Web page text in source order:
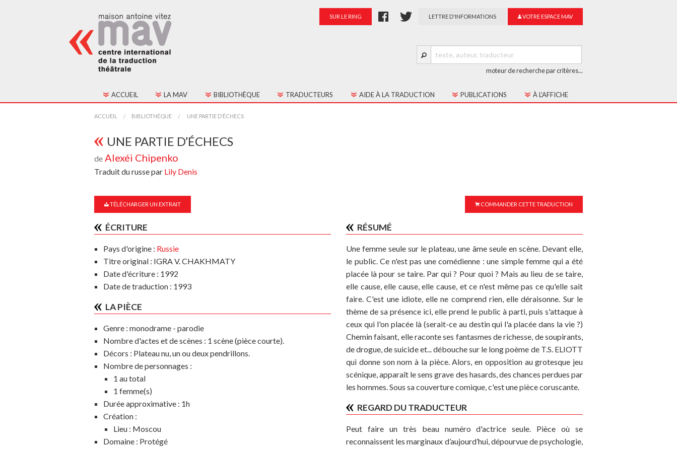
SUR LE RING LETTRE D'INFORMATIONS VOTRE ESPACE MAV
moteur de recherche par critères...
ACCUEIL LA MAV
HISTORIQUE
FONCTIONNEMENT
CONSEIL D'ADMINISTRATION
ADHÉSION
BIBLIOTHÈQUE
TOUS LES TEXTES
TEXTES JEUNE PUBLIC
TRADUCTEURS AIDE À LA TRADUCTION PUBLICATIONS À L'AFFICHE
ACCUEIL BIBLIOTHÈQUE UNE PARTIE D’ÉCHECS
UNE PARTIE D’ÉCHECS
de Alexéi Chipenko
Traduit du russe par Lily Denis
TÉLÉCHARGER UN EXTRAIT COMMANDER CETTE TRADUCTION
ÉCRITURE
Pays d'origine : Russie
Titre original : IGRA V. CHAKHMATY
Date d'écriture : 1992
Date de traduction : 1993
LA PIÈCE
Genre : monodrame - parodie
Nombre d'actes et de scènes : 1 scène (pièce courte).
Décors : Plateau nu, un ou deux pendrillons.
Nombre de personnages :
1 au total
1 femme(s)
Durée approximative : 1h
Création :
Lieu : Moscou
Domaine : Protégé
RÉSUMÉ
Une femme seule sur le plateau, une âme seule en scène. Devant elle,
le public. Ce n'est pas une comédienne : une simple femme qui a été
placée là pour se taire. Par qui ? Pour quoi ? Mais au lieu de se taire,
elle cause, elle cause, elle cause, et ce n'est même pas ce qu'elle sait
faire. C'est une idiote, elle ne comprend rien, elle déraisonne. Sur le
thème de sa présence ici, elle prend le public à parti, puis s'attaque à
ceux qui l'on placée là (serait-ce au destin qui l'a placée dans la vie ?)
Chemin faisant, elle raconte ses fantasmes de richesse, de soupirants,
de drogue, de suicide et... débouche sur le long poème de T.S. ELIOTT
qui donne son nom à la pièce. Alors, en opposition au grotesque jeu
scénique, apparaît le sens grave des hasards, des chances perdues par
les hommes. Sous sa couverture comique, c'est une pièce coruscante.
REGARD DU TRADUCTEUR
Peut faire un très beau numéro d'actrice seule. Pièce où se
reconnaissent les marginaux d’aujourd’hui, dépourvue de psychologie,